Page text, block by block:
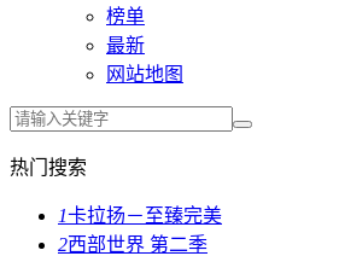
榜单
最新
网站地图
热门搜索
1卡拉扬－至臻完美
2西部世界 第二季